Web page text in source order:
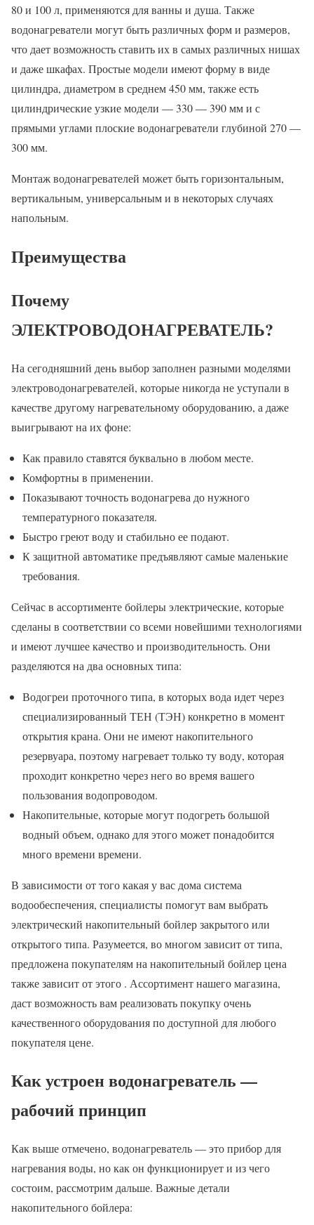
80 и 100 л, применяются для ванны и душа. Также
водонагреватели могут быть различных форм и размеров,
что дает возможность ставить их в самых различных нишах
и даже шкафах. Простые модели имеют форму в виде
цилиндра, диаметром в среднем 450 мм, также есть
цилиндрические узкие модели — 330 — 390 мм и с
прямыми углами плоские водонагреватели глубиной 270 —
300 мм.
Монтаж водонагревателей может быть горизонтальным,
вертикальным, универсальным и в некоторых случаях
напольным.
Преимущества
Почему
ЭЛЕКТРОВОДОНАГРЕВАТЕЛЬ?
На сегодняшний день выбор заполнен разными моделями
электроводонагревателей, которые никогда не уступали в
качестве другому нагревательному оборудованию, а даже
выигрывают на их фоне:
Как правило ставятся буквально в любом месте.
Комфортны в применении.
Показывают точность водонагрева до нужного
температурного показателя.
Быстро греют воду и стабильно ее подают.
К защитной автоматике предъявляют самые маленькие
требования.
Сейчас в ассортименте бойлеры электрические, которые
сделаны в соответствии со всеми новейшими технологиями
и имеют лучшее качество и производительность. Они
разделяются на два основных типа:
Водогреи проточного типа, в которых вода идет через
специализированный ТЕН (ТЭН) конкретно в момент
открытия крана. Они не имеют накопительного
резервуара, поэтому нагревает только ту воду, которая
проходит конкретно через него во время вашего
пользования водопроводом.
Накопительные, которые могут подогреть большой
водный объем, однако для этого может понадобится
много времени времени.
В зависимости от того какая у вас дома система
водообеспечения, специалисты помогут вам выбрать
электрический накопительный бойлер закрытого или
открытого типа. Разумеется, во многом зависит от типа,
предложена покупателям на накопительный бойлер цена
также зависит от этого . Ассортимент нашего магазина,
даст возможность вам реализовать покупку очень
качественного оборудования по доступной для любого
покупателя цене.
Как устроен водонагреватель —
рабочий принцип
Как выше отмечено, водонагреватель — это прибор для
нагревания воды, но как он функционирует и из чего
состоим, рассмотрим дальше. Важные детали
накопительного бойлера: